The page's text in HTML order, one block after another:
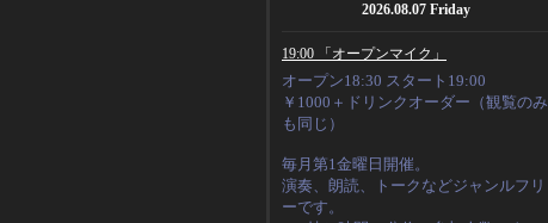
2026.08.07 Friday
19:00 「オープンマイク」
オープン18:30 スタート19:00
￥1000＋ドリンクオーダー（観覧のみ
も同じ）
毎月第1金曜日開催。
演奏、朗読、トークなどジャンルフリ
ーです。